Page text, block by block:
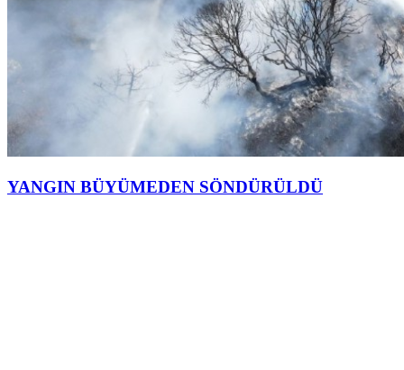
YANGIN BÜYÜMEDEN SÖNDÜRÜLDÜ